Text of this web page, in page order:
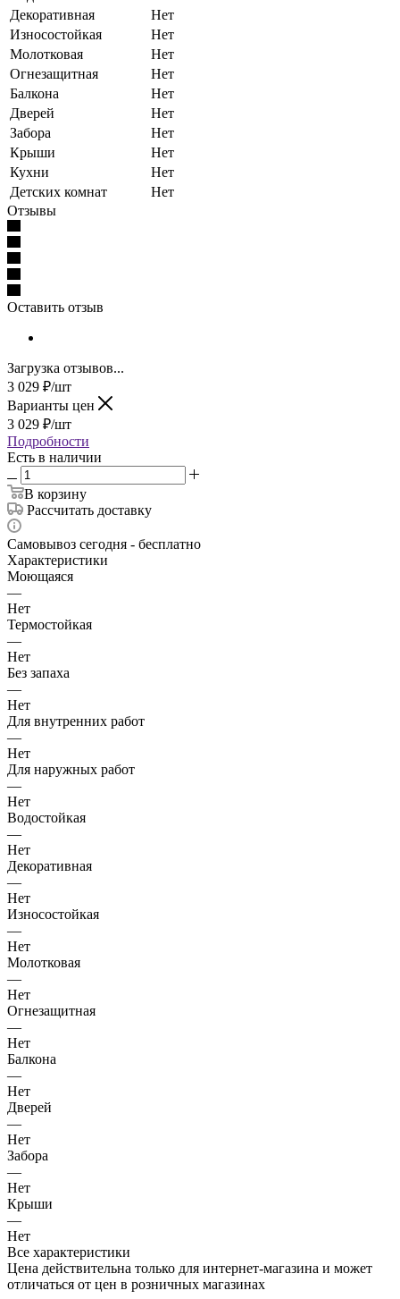
Декоративная
Нет
Износостойкая
Нет
Молотковая
Нет
Огнезащитная
Нет
Балкона
Нет
Дверей
Нет
Забора
Нет
Крыши
Нет
Кухни
Нет
Детских комнат
Нет
Отзывы
Оставить отзыв
Загрузка отзывов...
3 029 ₽/шт
Варианты цен
3 029 ₽/шт
Подробности
Есть в наличии
В корзину
Рассчитать доставку
Самовывоз сегодня - бесплатно
Характеристики
Моющаяся
—
Нет
Термостойкая
—
Нет
Без запаха
—
Нет
Для внутренних работ
—
Нет
Для наружных работ
—
Нет
Водостойкая
—
Нет
Декоративная
—
Нет
Износостойкая
—
Нет
Молотковая
—
Нет
Огнезащитная
—
Нет
Балкона
—
Нет
Дверей
—
Нет
Забора
—
Нет
Крыши
—
Нет
Все характеристики
Цена действительна только для интернет-магазина и может
отличаться от цен в розничных магазинах